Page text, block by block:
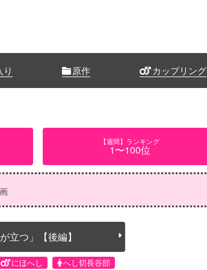
り 原作 カップリング
【週間】ランキング
1〜100位
立つ」【後編】
にほへし へし切長谷部